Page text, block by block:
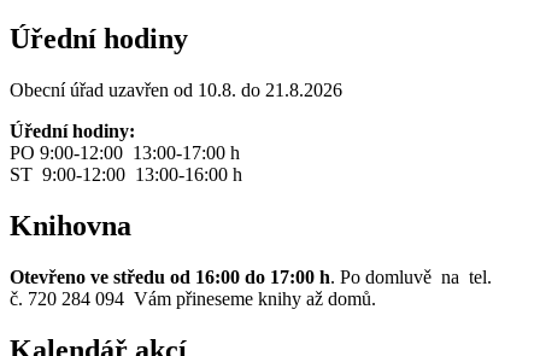
Úřední hodiny
Obecní úřad uzavřen od 10.8. do 21.8.2026
Úřední hodiny:
PO 9:00-12:00 13:00-17:00 h
ST 9:00-12:00 13:00-16:00 h
Knihovna
Otevřeno ve středu od 16:00 do 17:00 h. Po domluvě na tel.
č. 720 284 094 Vám přineseme knihy až domů.
Kalendář akcí